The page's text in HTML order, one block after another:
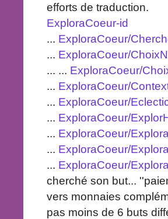
efforts de traduction.
ExploraCoeur-id
... ExploraCoeur/
... ExploraCoeur/
... ... ExploraCoeur/
... ExploraCoeur/
... ExploraCoeur/
... ExploraCoeur/
... ExploraCoeur/
... ExploraCoeur/
... ExploraCoeur/
cherché son but...
vers monnaies
pas moins de 6 buts